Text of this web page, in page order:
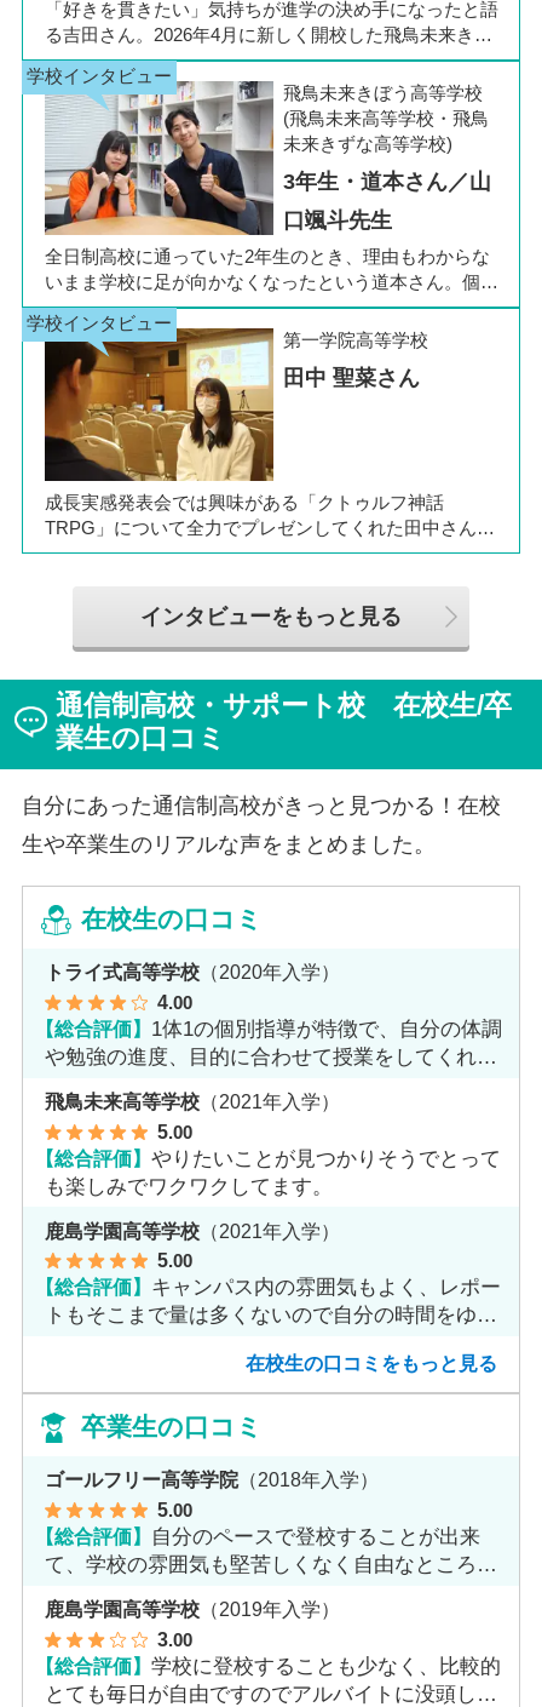
「好きを貫きたい」気持ちが進学の決め手になったと語
る吉田さん。2026年4月に新しく開校した飛鳥未来きぼ
う高等学校 柏キャンパスの1年生です。彼女は中学3年
生の公立入試直前に「自分らしく過ごしながら夢に近づ
ける環境を選びたい」と思い、進路変更を決意しまし
た。今回は吉田さん、同キャンパスの冨川先生に、通信
制高校の学校生活の様子や雰囲気、行事について語って
いただきました。お互いの話からは、日々の何気ない会
話や行事を通じて育まれた、先生と生徒の温かな信頼関
係もうかがえました。
飛鳥未来きぼう高等学校
(飛鳥未来高等学校・飛鳥
未来きずな高等学校)
3年生・道本さん／山
口颯斗先生
全日制高校に通っていた2年生のとき、理由もわからな
いまま学校に足が向かなくなったという道本さん。個別
相談会で感じた先生の「温かさ」を決め手に、飛鳥未来
きぼう高等学校の町田キャンパスへの転入を選びまし
た。現在は同校に3年生として在籍しながら、オープン
キャンパスでは未来の後輩たちのサポート役「キャス
ト」として活躍しています。同校の山口颯斗先生ととも
に、通信制ならではの人との関わりや、自分らしく過ご
せる学校生活について語ってくれました。
第一学院高等学校
田中 聖菜さん
成長実感発表会では興味がある「クトゥルフ神話
TRPG」について全力でプレゼンしてくれた田中さん
は、全日制高校での生活の中で体調を崩し、12月に第一
トやスクーリングをこなしながら、自分らしく過ごせる
ようになった2か月を振り返ってお話いただきました。
「通信制高校は家で一人で勉強するもの」というイメー
ジを持っていた田中さんですが、キャンパスでフェロー
（先生）や仲間に囲まれる中で、その不安は希望へと変
わったと言います。
インタビューをもっと見る
通信制高校・サポート校 在校生/卒
業生の口コミ
自分にあった通信制高校がきっと見つかる！在校
生や卒業生のリアルな声をまとめました。
在校生の口コミ
トライ式高等学校 （2020年入学）
4.00
【総合評価】 1体1の個別指導が特徴で、自分の体調
や勉強の進度、目的に合わせて授業をしてくれま
飛鳥未来高等学校 （2021年入学）
5.00
【総合評価】やりたいことが見つかりそうでとって
も楽しみでワクワクしてます。
鹿島学園高等学校 （2021年入学）
5.00
【総合評価】 キャンパス内の雰囲気もよく、レポー
トもそこまで量は多くないので自分の時間をゆっ
在校生の口コミをもっと見る
卒業生の口コミ
ゴールフリー高等学院（2018年入学）
5.00
【総合評価】 自分のペースで登校することが出来
て、学校の雰囲気も堅苦しくなく自由なところが
鹿島学園高等学校 （2019年入学）
3.00
【総合評価】学校に登校することも少なく、比較的
とても毎日が自由ですのでアルバイトに没頭して